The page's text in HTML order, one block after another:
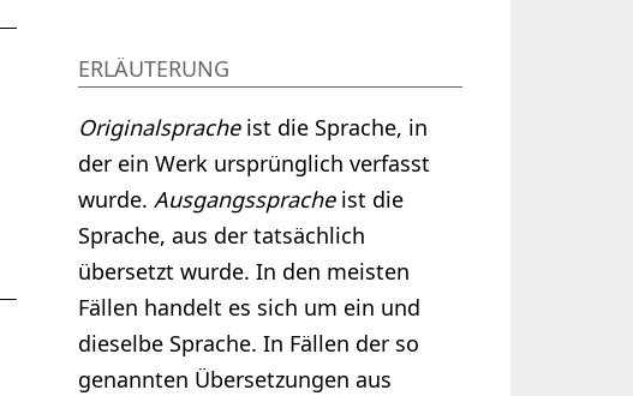
ERLÄUTERUNG
Originalspracheist die Sprache, in
der ein Werk ursprünglich verfasst
wurde. Ausgangsspracheist die
Sprache, aus der tatsächlich
übersetzt wurde. In den meisten
Fällen handelt es sich um ein und
dieselbe Sprache. In Fällen der so
genannten Übersetzungen aus